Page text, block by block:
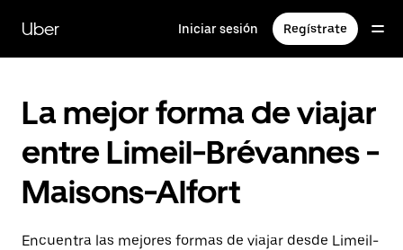
contenido
principal
Uber Iniciar sesión Regístrate
La mejor forma de viajar
entre Limeil-Brévannes -
Maisons-Alfort
Encuentra las mejores formas de viajar desde Limeil-